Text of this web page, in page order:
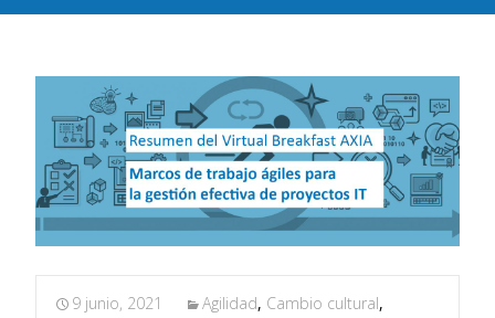
9 junio, 2021 Agilidad, Cambio cultural,